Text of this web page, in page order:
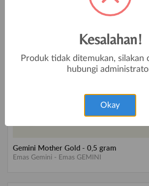
Gemini Mother Gold - 0,5 gram
Emas Gemini - Emas GEMINI
Kesalahan!
Produk tidak ditemukan, silakan
hubungi
Okay